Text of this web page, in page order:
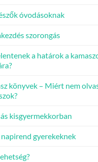
óvodásoknak
szorongás
a határok a
könyvek – Miért nem
kisgyermekkorban
gyerekeknek